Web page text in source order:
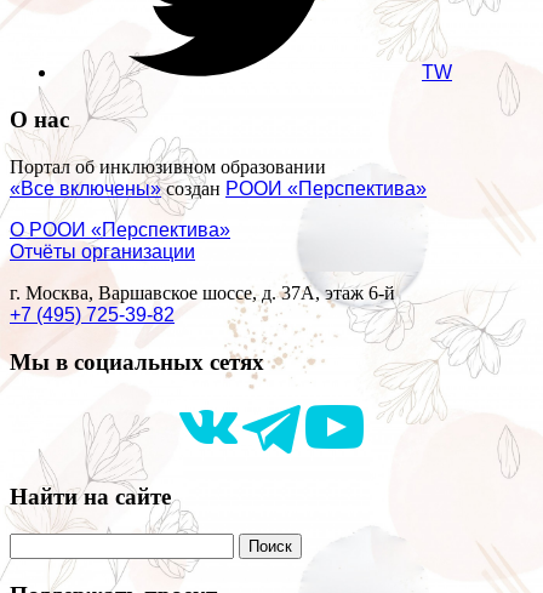
TW
О нас
Портал об инклюзивном образовании
«Все включены»создан РООИ «Перспектива»
О РООИ «Перспектива»
Отчёты организации
г. Москва, Варшавское шоссе, д. 37А, этаж 6-й
+7 (495) 725-39-82
Мы в социальных сетях
Найти на сайте